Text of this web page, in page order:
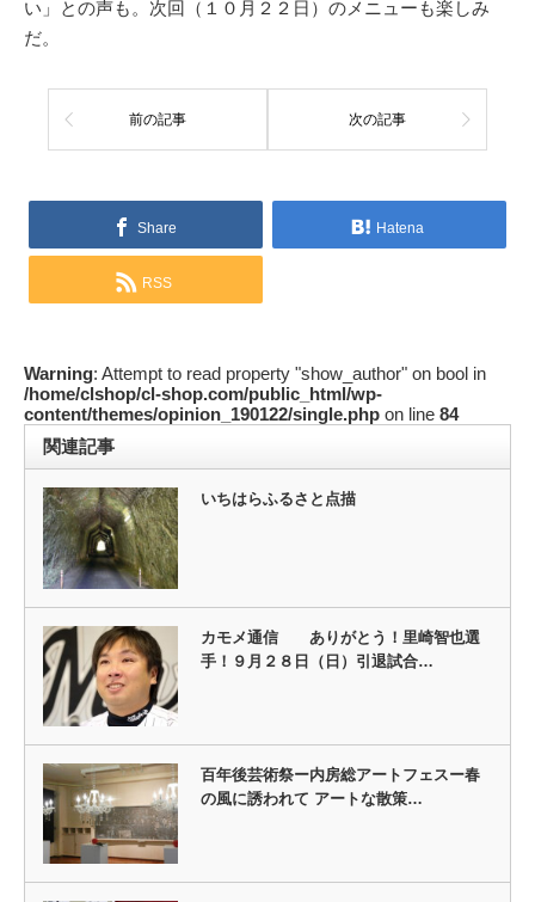
い」との声も。次回（１０月２２日）のメニューも楽しみ
だ。
前の記事 次の記事
Share Hatena
RSS
Warning: Attempt to read property "show_author" on bool in
/home/clshop/cl-shop.com/public_html/wp-
content/themes/opinion_190122/single.php on line 84
関連記事
いちはらふるさと点描
カモメ通信 ありがとう！里崎智也選
手！９月２８日（日）引退試合…
百年後芸術祭ー内房総アートフェスー春
の風に誘われて アートな散策…